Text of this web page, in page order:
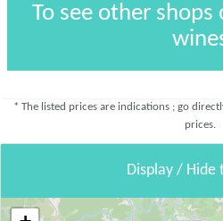
To see other
* The listed prices are indications ; go
prices.
Display / Hide